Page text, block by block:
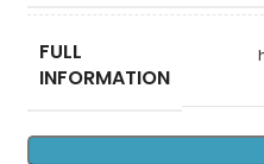
FULL
INFORMATION